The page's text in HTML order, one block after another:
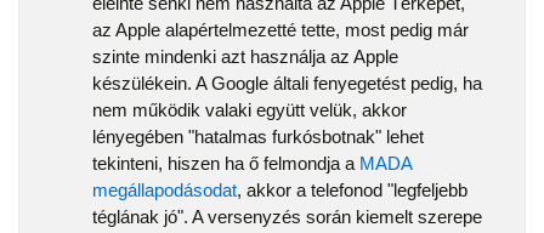
az Apple alapértelmezetté tette, most pedig már
szinte mindenki azt használja az Apple
készülékein. A Google általi fenyegetést pedig, ha
nem működik valaki együtt velük, akkor
lényegében "hatalmas furkósbotnak" lehet
tekinteni, hiszen ha ő felmondja a MADA
megállapodásodat, akkor a telefonod "legfeljebb
téglának jó". A versenyzés során kiemelt szerepe